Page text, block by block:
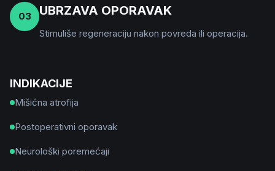
03 UBRZAVA OPORAVAK
Stimuliše regeneraciju nakon povreda ili operacija.
INDIKACIJE
Mišićna atrofija
Postoperativni oporavak
Neurološki poremećaji